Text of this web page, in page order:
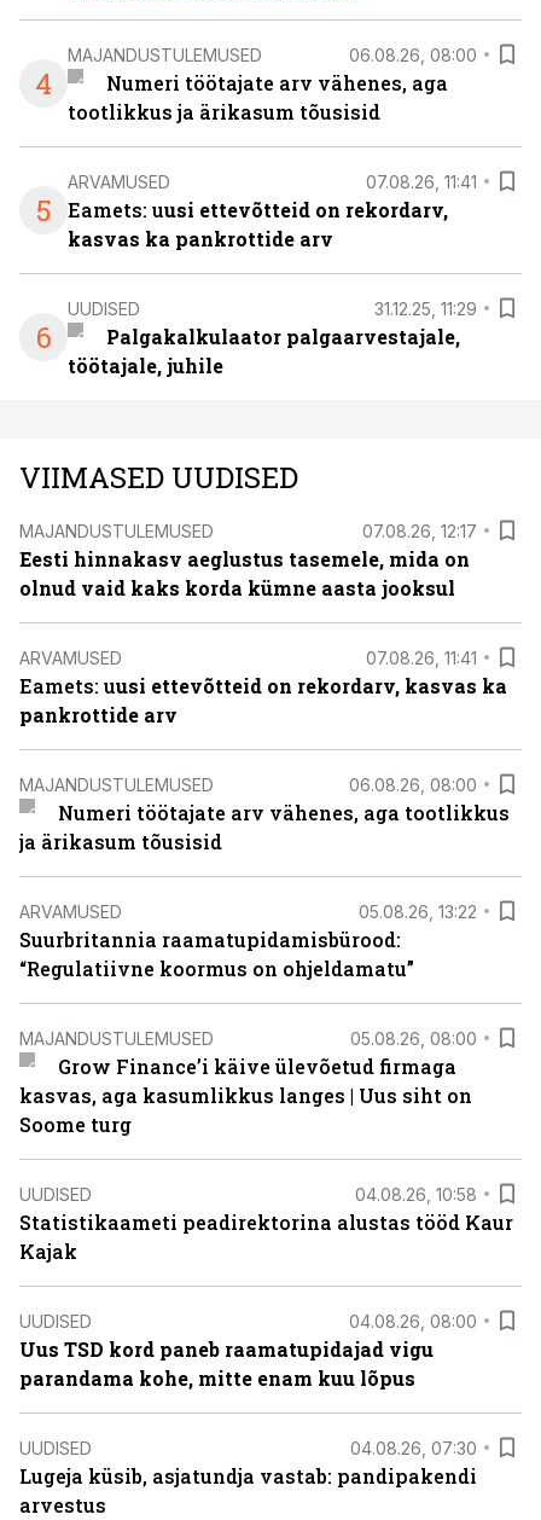
4
MAJANDUSTULEMUSED 06.08.26, 08:00
Numeri töötajate arv vähenes, aga
tootlikkus ja ärikasum tõusisid
5
ARVAMUSED 07.08.26, 11:41
Eamets: uusi ettevõtteid on rekordarv,
kasvas ka pankrottide arv
6
UUDISED 31.12.25, 11:29
Palgakalkulaator palgaarvestajale,
töötajale, juhile
VIIMASED UUDISED
MAJANDUSTULEMUSED 07.08.26, 12:17
Eesti hinnakasv aeglustus tasemele, mida on
olnud vaid kaks korda kümne aasta jooksul
ARVAMUSED 07.08.26, 11:41
Eamets: uusi ettevõtteid on rekordarv, kasvas ka
pankrottide arv
MAJANDUSTULEMUSED 06.08.26, 08:00
Numeri töötajate arv vähenes, aga tootlikkus
ja ärikasum tõusisid
ARVAMUSED 05.08.26, 13:22
Suurbritannia raamatupidamisbürood:
“Regulatiivne koormus on ohjeldamatu”
MAJANDUSTULEMUSED 05.08.26, 08:00
Grow Finance’i käive ülevõetud firmaga
kasvas, aga kasumlikkus langes | Uus siht on
Soome turg
UUDISED 04.08.26, 10:58
Statistikaameti peadirektorina alustas tööd Kaur
Kajak
UUDISED 04.08.26, 08:00
Uus TSD kord paneb raamatupidajad vigu
parandama kohe, mitte enam kuu lõpus
UUDISED 04.08.26, 07:30
Lugeja küsib, asjatundja vastab: pandipakendi
arvestus